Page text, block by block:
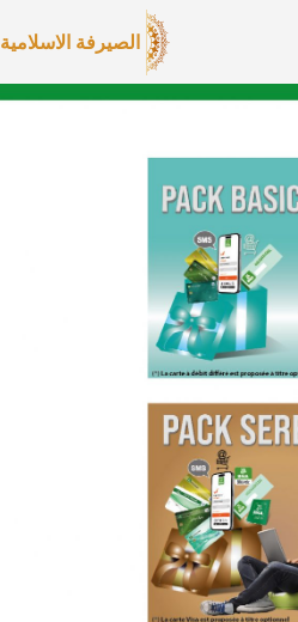
الصيرفة الاسلامية